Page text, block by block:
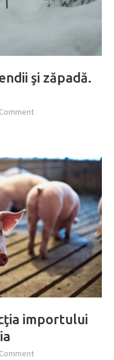
şi zăpadă.
Comment
importului
Comment